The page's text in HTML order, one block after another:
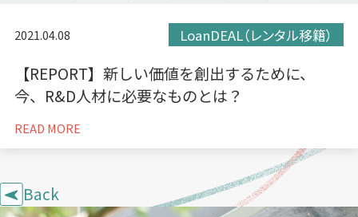
2021.04.08 LoanDEAL（レンタル移籍）
【REPORT】新しい価値を創出するために、
今、R&D人材に必要なものとは？
READ MORE
Back